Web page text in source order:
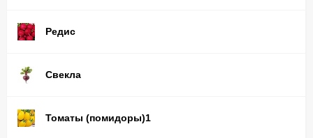
Редис
Свекла
Томаты (помидоры)1